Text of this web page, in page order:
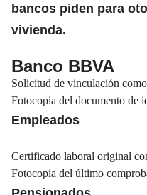
bancos piden para
vivienda.
Banco BBVA
Solicitud de vinculación
Fotocopia del documento de
Empleados
Certificado laboral original
Fotocopia del último